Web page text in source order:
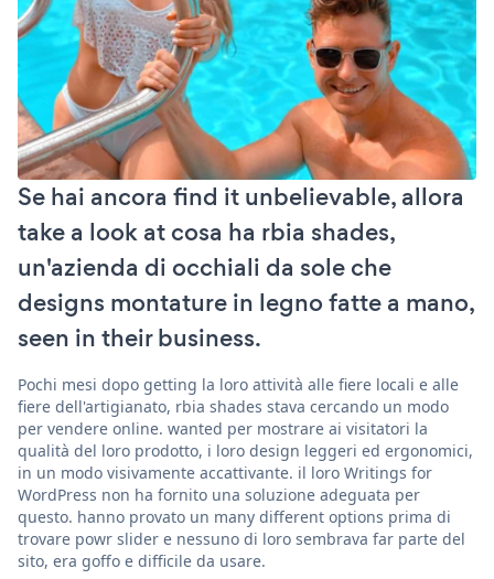
Se hai ancora find it unbelievable, allora
take a look at cosa ha rbia shades,
un'azienda di occhiali da sole che
designs montature in legno fatte a mano,
seen in their business.
Pochi mesi dopo getting la loro attività alle fiere locali e alle
fiere dell'artigianato, rbia shades stava cercando un modo
per vendere online. wanted per mostrare ai visitatori la
qualità del loro prodotto, i loro design leggeri ed ergonomici,
in un modo visivamente accattivante. il loro Writings for
WordPress non ha fornito una soluzione adeguata per
questo. hanno provato un many different options prima di
trovare powr slider e nessuno di loro sembrava far parte del
sito, era goffo e difficile da usare.